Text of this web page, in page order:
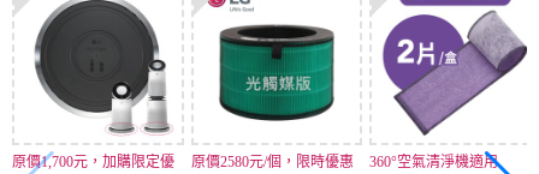
原價1,700元，加購限定優
原價2580元/個，限時優惠
360°空氣清淨機適用